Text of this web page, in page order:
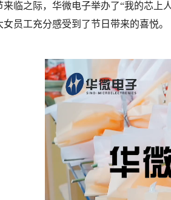
来临之际，华微电子举办了“我的芯
员工充分感受到了节日带来的喜悦。